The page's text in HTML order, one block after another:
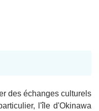
des échanges culturels
l'île d'Okinawa